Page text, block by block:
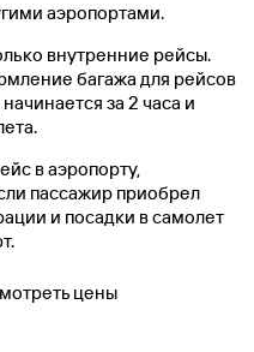
аэропортами.
внутренние рейсы.
багажа для рейсов
за 2 часа и
в аэропорту,
пассажир приобрел
и посадки в самолет
цены